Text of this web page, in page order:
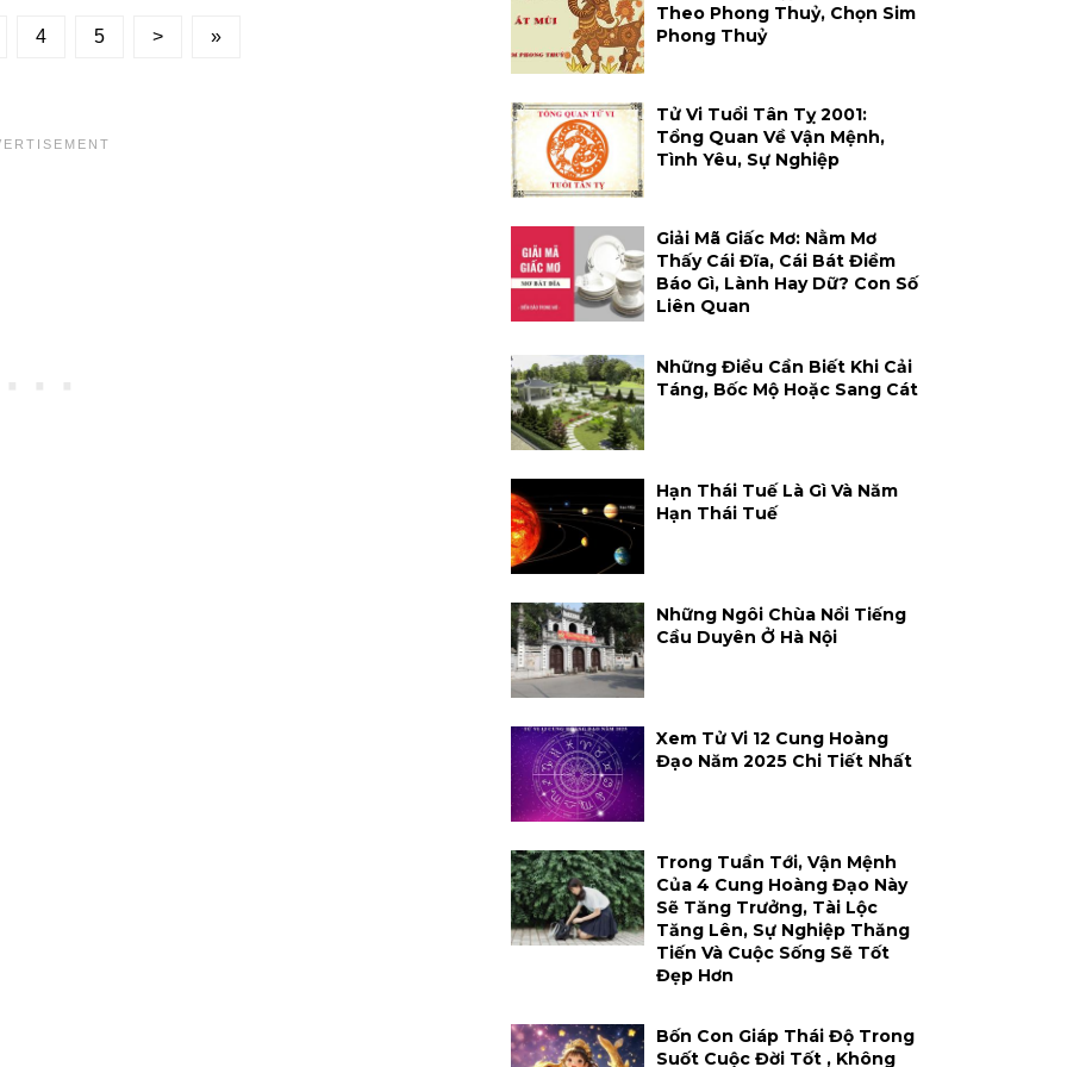
4 5 > »
Theo Phong Thuỷ, Chọn Sim
Phong Thuỷ
Tử Vi Tuổi Tân Tỵ 2001:
Tổng Quan Về Vận Mệnh,
Tình Yêu, Sự Nghiệp
Giải Mã Giấc Mơ: Nằm Mơ
Thấy Cái Đĩa, Cái Bát Điềm
Báo Gì, Lành Hay Dữ? Con Số
Liên Quan
Những Điều Cần Biết Khi Cải
Táng, Bốc Mộ Hoặc Sang Cát
Hạn Thái Tuế Là Gì Và Năm
Hạn Thái Tuế
Những Ngôi Chùa Nổi Tiếng
Cầu Duyên Ở Hà Nội
Xem Tử Vi 12 Cung Hoàng
Đạo Năm 2025 Chi Tiết Nhất
Trong Tuần Tới, Vận Mệnh
Của 4 Cung Hoàng Đạo Này
Sẽ Tăng Trưởng, Tài Lộc
Tăng Lên, Sự Nghiệp Thăng
Tiến Và Cuộc Sống Sẽ Tốt
Đẹp Hơn
Bốn Con Giáp Thái Độ Trong
Suốt Cuộc Đời Tốt , Không